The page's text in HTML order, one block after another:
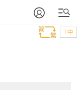
T中